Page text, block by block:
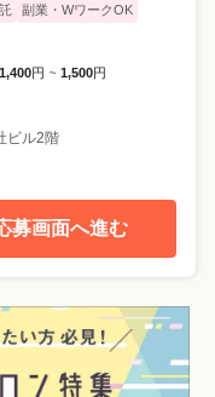
副業・WワークOK
1,400円 ~ 1,500円
ビル2階
募画面へ進む